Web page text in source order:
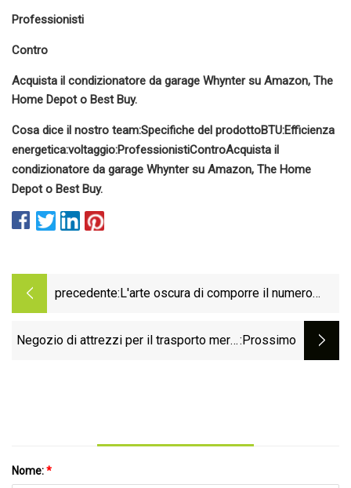
Professionisti
Contro
Acquista il condizionatore da garage Whynter su Amazon, The
Home Depot o Best Buy.
Cosa dice il nostro team:Specifiche del prodottoBTU:Efficienza
energetica:voltaggio:ProfessionistiControAcquista il
condizionatore da garage Whynter su Amazon, The Home
Depot o Best Buy.
precedente: L'arte oscura di comporre il numero
1969
Negozio di attrezzi per il trasporto merci:Prossimo
Nome:*